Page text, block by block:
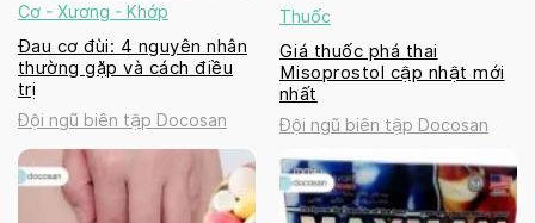
Cơ - Xương - Khớp
Đau cơ đùi: 4 nguyên nhân
thường gặp và cách điều
trị
Đội ngũ biên tập Docosan
Thuốc
Giá thuốc phá thai
Misoprostol cập nhật mới
nhất
Đội ngũ biên tập Docosan